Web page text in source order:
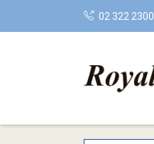
02 322 2300